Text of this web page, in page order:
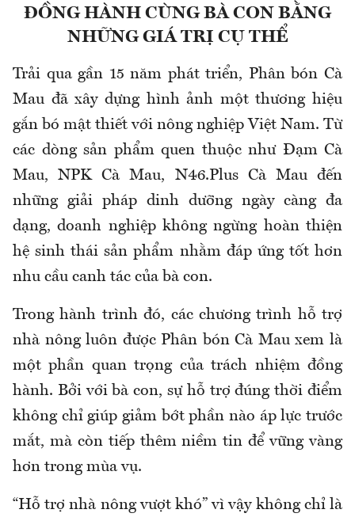
ĐỒNG HÀNH CÙNG BÀ CON BẰNG
NHỮNG GIÁ TRỊ CỤ THỂ
Trải qua gần 15 năm phát triển, Phân bón Cà
Mau đã xây dựng hình ảnh một thương hiệu
gắn bó mật thiết với nông nghiệp Việt Nam. Từ
các dòng sản phẩm quen thuộc như Đạm Cà
Mau, NPK Cà Mau, N46.Plus Cà Mau đến
những giải pháp dinh dưỡng ngày càng đa
dạng, doanh nghiệp không ngừng hoàn thiện
hệ sinh thái sản phẩm nhằm đáp ứng tốt hơn
nhu cầu canh tác của bà con.
Trong hành trình đó, các chương trình hỗ trợ
nhà nông luôn được Phân bón Cà Mau xem là
một phần quan trọng của trách nhiệm đồng
hành. Bởi với bà con, sự hỗ trợ đúng thời điểm
không chỉ giúp giảm bớt phần nào áp lực trước
mắt, mà còn tiếp thêm niềm tin để vững vàng
hơn trong mùa vụ.
“Hỗ trợ nhà nông vượt khó” vì vậy không chỉ là